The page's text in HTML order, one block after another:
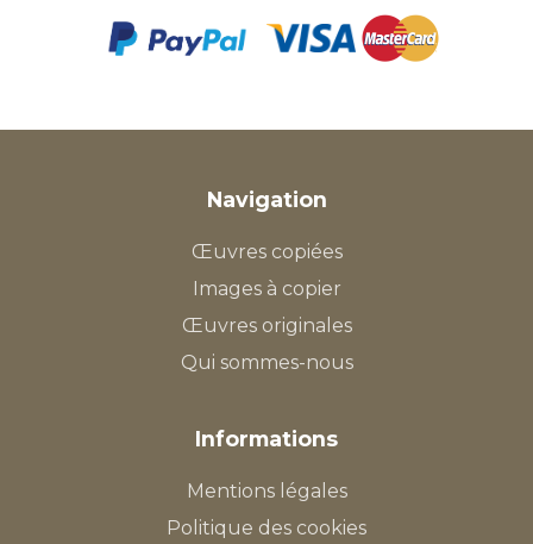
Navigation
Œuvres copiées
Images à copier
Œuvres originales
Qui sommes-nous
Informations
Mentions légales
Politique des cookies